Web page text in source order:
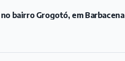
bairro Grogotó, em Barbacena